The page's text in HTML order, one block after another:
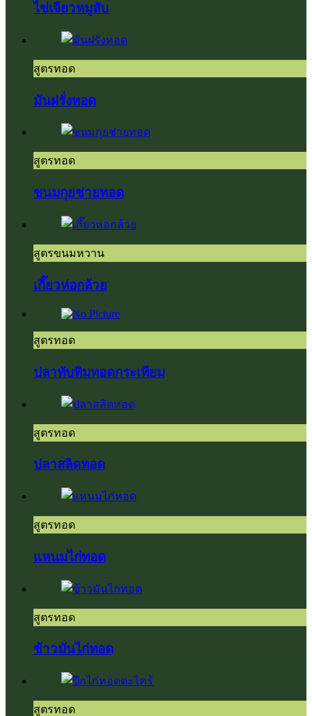
ไข่เจียวหมูสับ
สูตรทอด
มันฝรั่งทอด
สูตรทอด
ขนมกุยช่ายทอด
สูตรขนมหวาน
เกี๊ยวห่อกล้วย
สูตรทอด
ปลาทับทิมทอดกระเทียม
สูตรทอด
ปลาสลิดทอด
สูตรทอด
แหนมไก่ทอด
สูตรทอด
ข้าวมันไก่ทอด
สูตรทอด